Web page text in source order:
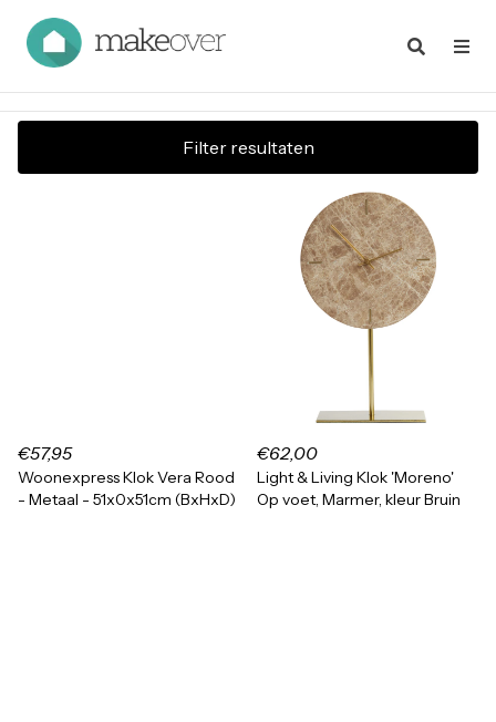
Filter resultaten
€57,95
Woonexpress Klok Vera Rood
- Metaal - 51x0x51cm (BxHxD)
€62,00
Light & Living Klok 'Moreno'
Op voet, Marmer, kleur Bruin